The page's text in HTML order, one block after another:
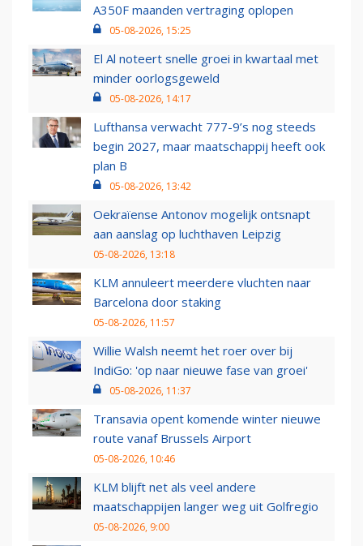
A350F maanden vertraging oplopen
05-08-2026, 15:25
El Al noteert snelle groei in kwartaal met
minder oorlogsgeweld
05-08-2026, 14:17
Lufthansa verwacht 777-9’s nog steeds
begin 2027, maar maatschappij heeft ook
plan B
05-08-2026, 13:42
Oekraïense Antonov mogelijk ontsnapt
aan aanslag op luchthaven Leipzig
05-08-2026, 13:18
KLM annuleert meerdere vluchten naar
Barcelona door staking
05-08-2026, 11:57
Willie Walsh neemt het roer over bij
IndiGo: 'op naar nieuwe fase van groei'
05-08-2026, 11:37
Transavia opent komende winter nieuwe
route vanaf Brussels Airport
05-08-2026, 10:46
KLM blijft net als veel andere
maatschappijen langer weg uit Golfregio
05-08-2026, 9:00